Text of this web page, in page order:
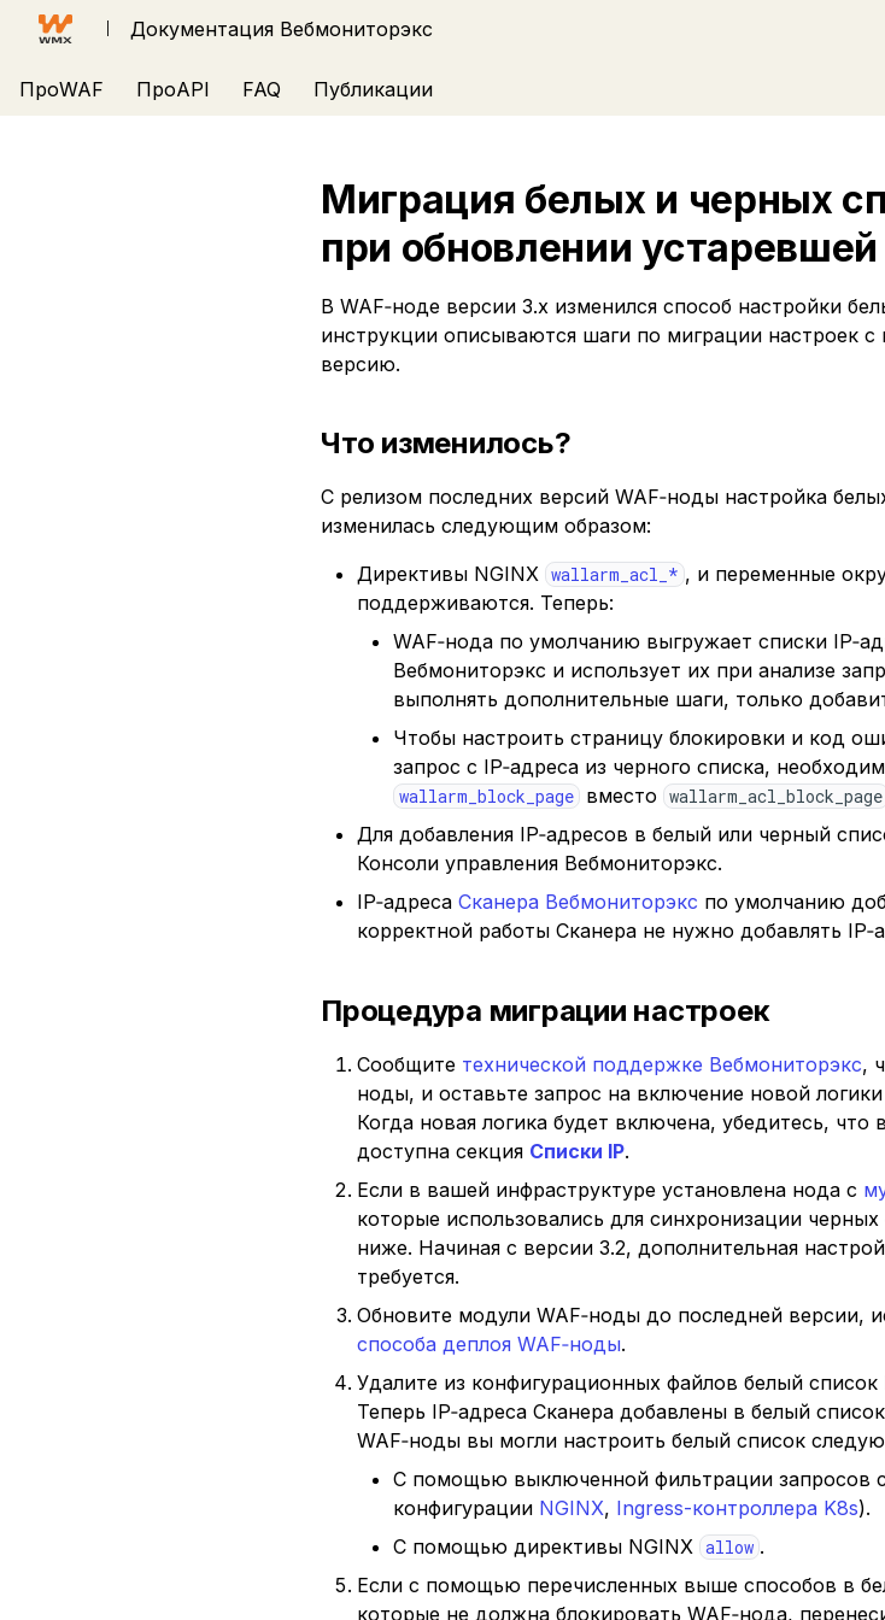
Документация Вебмониторэкс
ПроWAF ПроAPI FAQ Публикации
Миграция белых и черных
при обновлении
В WAF‑ноде версии 3.x изменился способ настройки
инструкции описываются шаги по миграции настроек
версию.
Что изменилось?
С релизом последних версий WAF‑ноды настройка
изменилась следующим образом:
Директивы NGINX wallarm_acl_* , и переменные
поддерживаются. Теперь:
WAF‑нода по умолчанию выгружает списки
Вебмониторэкс и использует их при анализе
выполнять дополнительные шаги, только
Чтобы настроить страницу блокировки и код
запрос с IP‑адреса из черного списка,
wallarm_block_page вместо wallarm_acl_block_page
Для добавления IP‑адресов в белый или черный
Консоли управления Вебмониторэкс.
IP‑адреса Сканера Вебмониторэкс по умолчанию
корректной работы Сканера не нужно добавлять
Процедура миграции настроек
Сообщите технической поддержке Вебмониторэкс,
ноды, и оставьте запрос на включение новой
Когда новая логика будет включена, убедитесь,
доступна секция Списки IP.
Если в вашей инфраструктуре установлена нода с
которые использовались для синхронизации
ниже. Начиная с версии 3.2, дополнительная
требуется.
Обновите модули WAF‑ноды до последней версии,
способа деплоя WAF‑ноды.
Удалите из конфигурационных файлов белый
Теперь IP‑адреса Сканера добавлены в белый
WAF‑ноды вы могли настроить белый список
С помощью выключенной фильтрации запросов
конфигурации NGINX, Ingress-контроллера K8s).
С помощью директивы NGINX allow .
Если с помощью перечисленных выше способов в
которые не должна блокировать WAF‑нода,